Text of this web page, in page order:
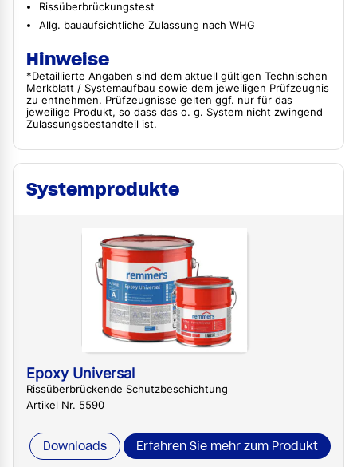
Rissüberbrückungstest
Allg. bauaufsichtliche Zulassung nach WHG
Hinweise
*Detaillierte Angaben sind dem aktuell gültigen Technischen
Merkblatt / Systemaufbau sowie dem jeweiligen Prüfzeugnis
zu entnehmen. Prüfzeugnisse gelten ggf. nur für das
jeweilige Produkt, so dass das o. g. System nicht zwingend
Zulassungsbestandteil ist.
Systemprodukte
Epoxy Universal
Rissüberbrückende Schutzbeschichtung
Artikel Nr. 5590
Downloads Erfahren Sie mehr zum Produkt